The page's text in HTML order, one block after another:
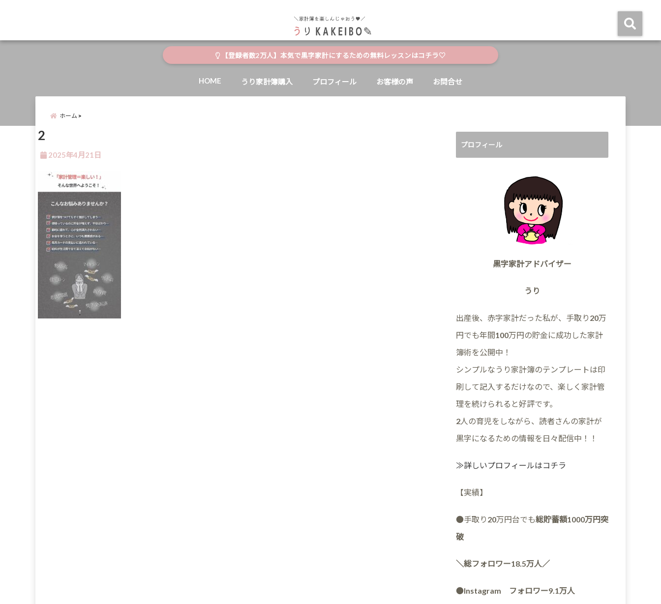
【登録者数2万人】本気で黒字家計にするための無料レッスンはコチラ♡
HOME うり家計簿購入 プロフィール お客様の声 お問合せ
ホーム
2
2025年4月21日
プロフィール
黒字家計アドバイザー
うり
出産後、赤字家計だった私が、手取り20万
円でも年間100万円の貯金に成功した家計
簿術を公開中！
シンプルなうり家計簿のテンプレートは印
刷して記入するだけなので、楽しく家計管
理を続けられると好評です。
2人の育児をしながら、読者さんの家計が
黒字になるための情報を日々配信中！！
≫詳しいプロフィールはコチラ
【実績】
●手取り20万円台でも総貯蓄額1000万円突
破
＼総フォロワー18.5万人／
●Instagram フォロワー9.1万人